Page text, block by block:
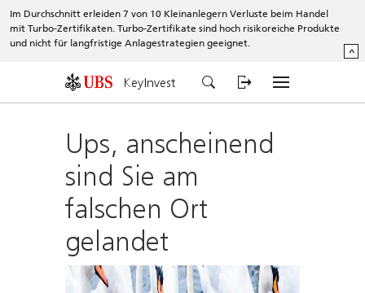
Im Durchschnitt erleiden 7 von 10 Kleinanlegern Verluste beim Handel
mit Turbo-Zertifikaten. Turbo-Zertifikate sind hoch risikoreiche Produkte
und nicht für langfristige Anlagestrategien geeignet.
^
KeyInvest
Ups, anscheinend
sind Sie am
falschen Ort
gelandet